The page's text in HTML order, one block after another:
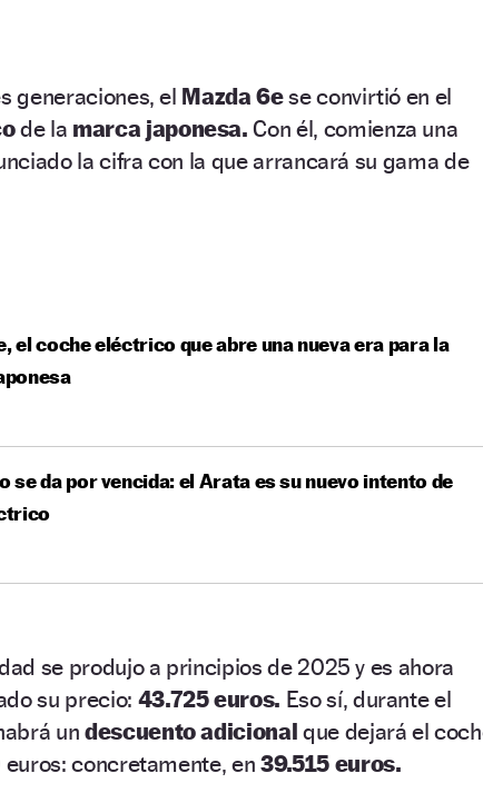
generaciones, el Mazda 6ese convirtió en el
de la marca japonesa. Con él, comienza una
la cifra con la que arrancará su gama de
el coche eléctrico que abre una nueva era para la
se da por vencida: el Arata es su nuevo intento de
se produjo a principios de 2025 y es ahora
su precio: 43.725 euros. Eso sí, durante el
un descuento adicional que dejará el
concretamente, en 39.515 euros.